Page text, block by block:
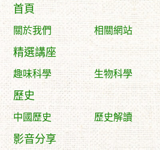
首頁
關於我們 相關網站
精選講座
趣味科學 生物科學
歷史
中國歷史 歷史解讀
影音分享